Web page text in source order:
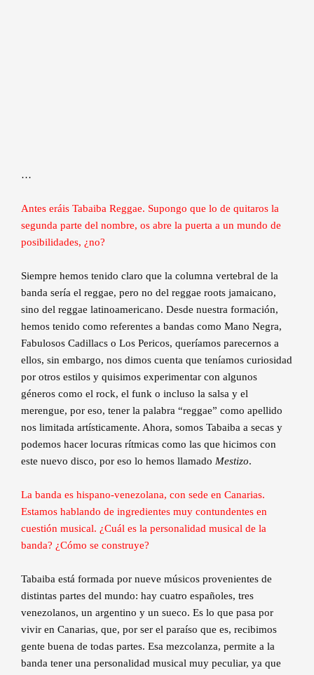
…
Antes eráis Tabaiba Reggae. Supongo que lo de quitaros la
segunda parte del nombre, os abre la puerta a un mundo de
posibilidades, ¿no?
Siempre hemos tenido claro que la columna vertebral de la
banda sería el reggae, pero no del reggae roots jamaicano,
sino del reggae latinoamericano. Desde nuestra formación,
hemos tenido como referentes a bandas como Mano Negra,
Fabulosos Cadillacs o Los Pericos, queríamos parecernos a
ellos, sin embargo, nos dimos cuenta que teníamos curiosidad
por otros estilos y quisimos experimentar con algunos
géneros como el rock, el funk o incluso la salsa y el
merengue, por eso, tener la palabra “reggae” como apellido
nos limitada artísticamente. Ahora, somos Tabaiba a secas y
podemos hacer locuras rítmicas como las que hicimos con
este nuevo disco, por eso lo hemos llamado Mestizo.
La banda es hispano-venezolana, con sede en Canarias.
Estamos hablando de ingredientes muy contundentes en
cuestión musical. ¿Cuál es la personalidad musical de la
banda? ¿Cómo se construye?
Tabaiba está formada por nueve músicos provenientes de
distintas partes del mundo: hay cuatro españoles, tres
venezolanos, un argentino y un sueco. Es lo que pasa por
vivir en Canarias, que, por ser el paraíso que es, recibimos
gente buena de todas partes. Esa mezcolanza, permite a la
banda tener una personalidad musical muy peculiar, ya que